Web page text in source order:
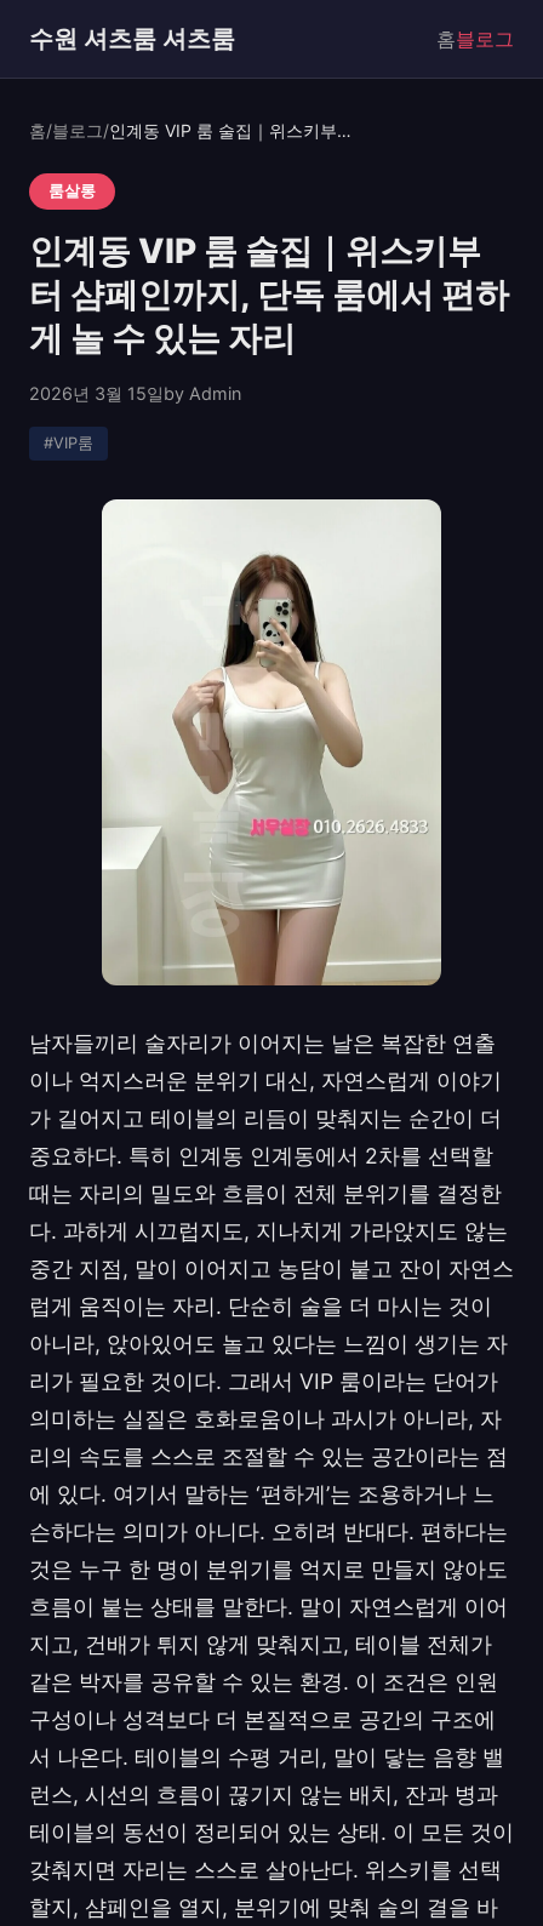
수원 셔츠룸 셔츠룸 홈블로그
홈/블로그/ 인계동 VIP 룸 술집｜위스키부터 샴페인까지, 단독 룸에서 편하게 놀 수 있는 자리
룸살롱
인계동 VIP 룸 술집｜위스키부
터 샴페인까지, 단독 룸에서 편하
게 놀 수 있는 자리
2026년 3월 15일by Admin
#VIP룸
남자들끼리 술자리가 이어지는 날은 복잡한 연출
이나 억지스러운 분위기 대신, 자연스럽게 이야기
가 길어지고 테이블의 리듬이 맞춰지는 순간이 더
중요하다. 특히 인계동 인계동에서 2차를 선택할
때는 자리의 밀도와 흐름이 전체 분위기를 결정한
다. 과하게 시끄럽지도, 지나치게 가라앉지도 않는
중간 지점, 말이 이어지고 농담이 붙고 잔이 자연스
럽게 움직이는 자리. 단순히 술을 더 마시는 것이
아니라, 앉아있어도 놀고 있다는 느낌이 생기는 자
리가 필요한 것이다. 그래서 VIP 룸이라는 단어가
의미하는 실질은 호화로움이나 과시가 아니라, 자
리의 속도를 스스로 조절할 수 있는 공간이라는 점
에 있다. 여기서 말하는 ‘편하게’는 조용하거나 느
슨하다는 의미가 아니다. 오히려 반대다. 편하다는
것은 누구 한 명이 분위기를 억지로 만들지 않아도
흐름이 붙는 상태를 말한다. 말이 자연스럽게 이어
지고, 건배가 튀지 않게 맞춰지고, 테이블 전체가
같은 박자를 공유할 수 있는 환경. 이 조건은 인원
구성이나 성격보다 더 본질적으로 공간의 구조에
서 나온다. 테이블의 수평 거리, 말이 닿는 음향 밸
런스, 시선의 흐름이 끊기지 않는 배치, 잔과 병과
테이블의 동선이 정리되어 있는 상태. 이 모든 것이
갖춰지면 자리는 스스로 살아난다. 위스키를 선택
할지, 샴페인을 열지, 분위기에 맞춰 술의 결을 바